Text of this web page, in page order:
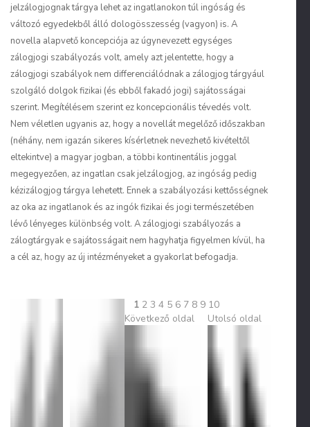
jelzálogjognak tárgya lehet az ingatlanokon túl ingóság és
változó egyedekből álló dologösszesség (vagyon) is. A
novella alapvető koncepciója az úgynevezett egységes
zálogjogi szabályozás volt, amely azt jelentette, hogy a
zálogjogi szabályok nem differenciálódnak a zálogjog tárgyául
szolgáló dolgok fizikai (és ebből fakadó jogi) sajátosságai
szerint. Megítélésem szerint ez koncepcionális tévedés volt.
Nem véletlen ugyanis az, hogy a novellát megelőző időszakban
(néhány, nem igazán sikeres kísérletnek nevezhető kivételtől
eltekintve) a magyar jogban, a többi kontinentális joggal
megegyezően, az ingatlan csak jelzálogjog, az ingóság pedig
kézizálogjog tárgya lehetett. Ennek a szabályozási kettősségnek
az oka az ingatlanok és az ingók fizikai és jogi természetében
lévő lényeges különbség volt. A zálogjogi szabályozás a
zálogtárgyak e sajátosságait nem hagyhatja figyelmen kívül, ha
a cél az, hogy az új intézményeket a gyakorlat befogadja.
1 2 3 4 5 6 7 8 9 10
Következő oldal
Utolsó oldal